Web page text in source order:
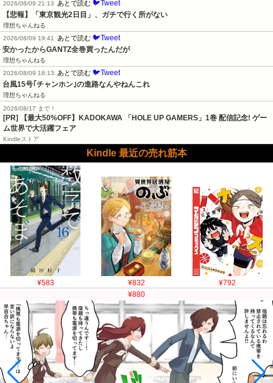
2026/08/09 21:13
あとで読む 🐦Tweet
【悲報】「東京観光2日目」、ガチで行く所がない
理想ちゃんねる
2026/08/09 19:41
あとで読む 🐦Tweet
安かったからGANTZ全巻買ったんだが
理想ちゃんねる
2026/08/09 18:13
あとで読む 🐦Tweet
台風15号｢チャンホン｣の進路なんやねんこれ
理想ちゃんねる
2026/08/17 まで！
[PR] 【最大50%OFF】KADOKAWA 「HOLE UP GAMERS」1巻 配信記念! ゲー
ム世界で大活躍フェア
Kindleストア
Kindle 最近の売れ筋本
¥583 ¥832
¥792
¥880